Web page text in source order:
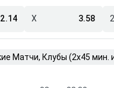
2.14 X 3.58 2